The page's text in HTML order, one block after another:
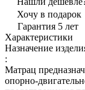
Хочу в подарок
Гарантия 5 лет
Характеристики
Назначение
:
Матрац
опорно-